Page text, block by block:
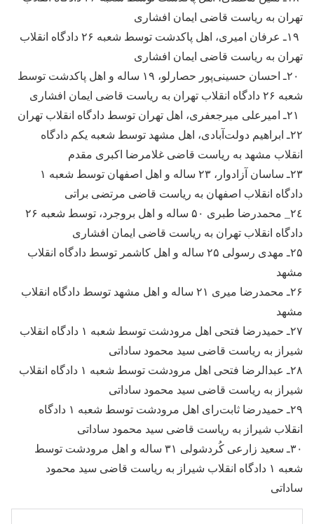
تهران به ریاست قاضی ایمان افشاری
۱۹ـ عرفان امیری، اهل پاکدشت توسط شعبه ۲۶ دادگاه انقلاب
تهران به ریاست قاضی ایمان افشاری
۲۰ـ احسان حسینی‌پور حصارلو، ۱۹ ساله و اهل پاکدشت توسط
شعبه ۲۶ دادگاه انقلاب تهران به ریاست قاضی ایمان افشاری
۲۲ـ ابراهیم دولت‌آبادی، اهل مشهد توسط شعبه یکم دادگاه
انقلاب مشهد به ریاست قاضی غلامرضا اکبری مقدم
۲۳ـ ساسان آزادوار، ۲۳ ساله و اهل اصفهان توسط شعبه ١
دادگاه انقلاب اصفهان به ریاست قاضی مرتضی براتی
٢٤_ محمدرضا طبری ۵۰ ساله و اهل بروجرد، توسط شعبه ۲۶
دادگاه انقلاب تهران به ریاست قاضی ایمان افشاری
۲۵ـ مهدی رسولی ۲۵ ساله و اهل کاشمر توسط دادگاه انقلاب
مشهد
۲۶ـ محمدرضا میری ۲۱ ساله و اهل مشهد توسط دادگاه انقلاب
مشهد
۲۷ـ حمیدرضا فتحی اهل مرودشت توسط شعبه ۱ دادگاه انقلاب
شیراز به ریاست قاضی سید محمود ساداتی
۲۸ـ عبدالرضا فتحی اهل مرودشت توسط شعبه ۱ دادگاه انقلاب
شیراز به ریاست قاضی سید محمود ساداتی
۲۹ـ حمیدرضا ثابت‌رای اهل مرودشت توسط شعبه ۱ دادگاه
انقلاب شیراز به ریاست قاضی سید محمود ساداتی
۳۰ـ سعید زارعی کُردشولی ۳۱ ساله و اهل مرودشت توسط
شعبه ۱ دادگاه انقلاب شیراز به ریاست قاضی سید محمود
ساداتی